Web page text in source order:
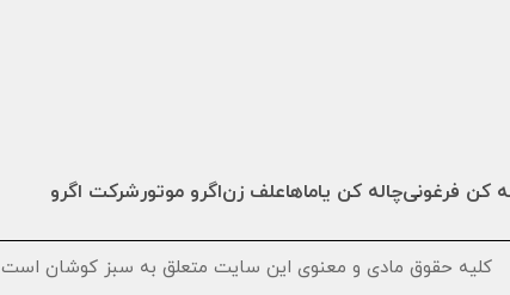
کن فرغونیچاله کن یاماهاعلف زناگرو موتورشرکت اگرو
کلیه حقوق مادی و معنوی این سایت متعلق به سبز کوشان است